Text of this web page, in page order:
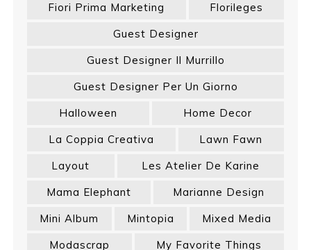
Fiori Prima Marketing
Florileges
Guest Designer
Guest Designer Il Murrillo
Guest Designer Per Un Giorno
Halloween
Home Decor
La Coppia Creativa
Lawn Fawn
Layout
Les Atelier De Karine
Mama Elephant
Marianne Design
Mini Album
Mintopia
Mixed Media
Modascrap
My Favorite Things